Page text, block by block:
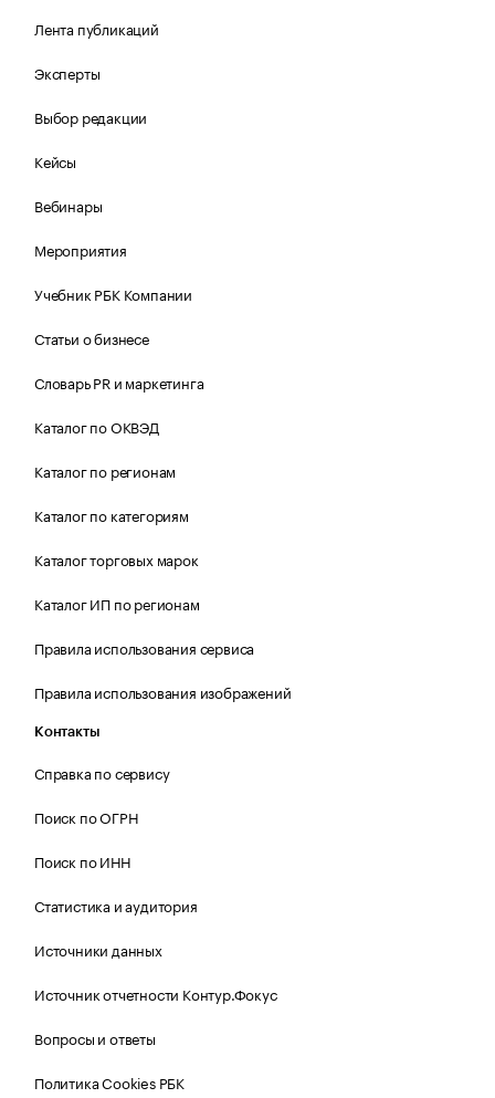
Лента публикаций
Эксперты
Выбор редакции
Кейсы
Вебинары
Мероприятия
Учебник РБК Компании
Статьи о бизнесе
Словарь PR и маркетинга
Каталог по ОКВЭД
Каталог по регионам
Каталог по категориям
Каталог торговых марок
Каталог ИП по регионам
Правила использования сервиса
Правила использования изображений
Контакты
Справка по сервису
Поиск по ОГРН
Поиск по ИНН
Статистика и аудитория
Источники данных
Источник отчетности Контур.Фокус
Вопросы и ответы
Политика Cookies РБК